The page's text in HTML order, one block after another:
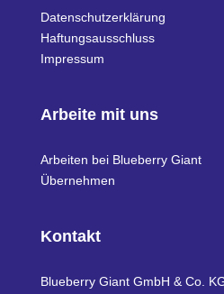
Datenschutzerklärung
Haftungsausschluss
Impressum
Arbeite mit uns
Arbeiten bei Blueberry Giant
Übernehmen
Kontakt
Blueberry Giant GmbH & Co.